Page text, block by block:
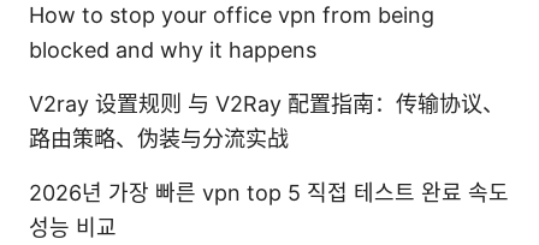
How to stop your office vpn from being
blocked and why it happens
V2ray 设置规则 与 V2Ray 配置指南：传输协议、
路由策略、伪装与分流实战
2026년 가장 빠른 vpn top 5 직접 테스트 완료 속도
성능 비교